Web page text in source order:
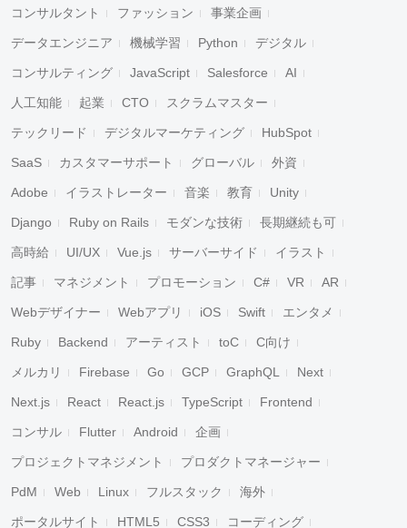
コンサルタント ファッション 事業企画
データエンジニア 機械学習 Python デジタル
コンサルティング JavaScript Salesforce AI
人工知能 起業 CTO スクラムマスター
テックリード デジタルマーケティング HubSpot
SaaS カスタマーサポート グローバル 外資
Adobe イラストレーター 音楽 教育 Unity
Django Ruby on Rails モダンな技術 長期継続も可
高時給 UI/UX Vue.js サーバーサイド イラスト
記事 マネジメント プロモーション C# VR AR
Webデザイナー Webアプリ iOS Swift エンタメ
Ruby Backend アーティスト toC C向け
メルカリ Firebase Go GCP GraphQL Next
Next.js React React.js TypeScript Frontend
コンサル Flutter Android 企画
プロジェクトマネジメント プロダクトマネージャー
PdM Web Linux フルスタック 海外
ポータルサイト HTML5 CSS3 コーディング